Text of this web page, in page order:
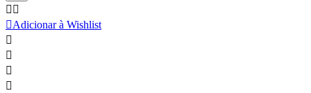
 
Adicionar à Wishlist



